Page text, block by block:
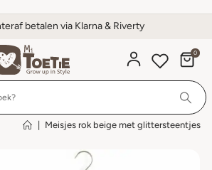
betalen via Klarna & Riverty
0
Meisjes rok beige met glittersteentjes